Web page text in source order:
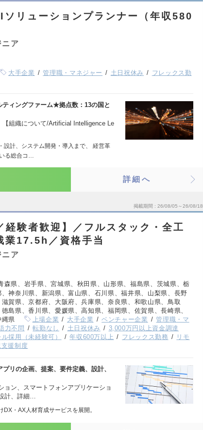
ソリューションプランナー（年収580
ア
大手企業 管理職・マネジャー 土日祝休み
フレックス勤
ィングファーム★拠点数：13の国と
【組織について/Artificial Intelligence Le
設計、システム開発・導入まで、 経営革
る総合コ…
詳細へ
掲載期間 26/08/05～26/08/18
経験者歓迎】／フルスタック・全工
業17.5h／資格手当
ア
森県、岩手県、宮城県、秋田県、山形県、福島県、茨城県、栃
神奈川県、新潟県、富山県、石川県、福井県、山梨県、長野
賀県、京都府、大阪府、兵庫県、奈良県、和歌山県、鳥取
島県、香川県、愛媛県、高知県、福岡県、佐賀県、長崎県、
県
上場企業 大手企業 ベンチャー企業
管理職・マ
力不問 転勤なし 土日祝休み
3,000万円以上資金調達
採用（未経験可） 年収600万以上 フレックス勤務
リモ
援制度
リの企画、提案、要件定義、設計、
ョン、スマートフォンアプリケーショ
計、詳細…
・AX人材育成サービスを展開。